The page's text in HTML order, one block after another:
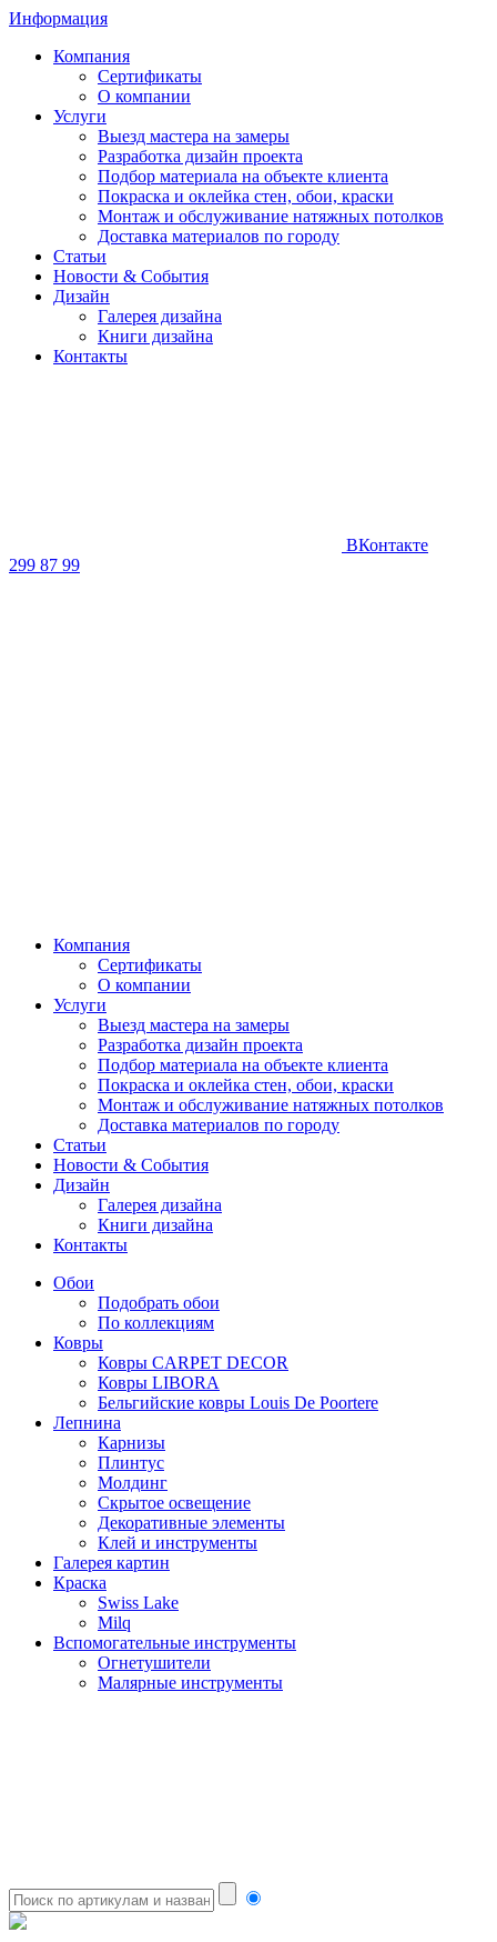
Информация
Компания
Сертификаты
О компании
Услуги
Выезд мастера на замеры
Разработка дизайн проекта
Подбор материала на объекте клиента
Покраска и оклейка стен, обои, краски
Монтаж и обслуживание натяжных потолков
Доставка материалов по городу
Статьи
Новости & События
Дизайн
Галерея дизайна
Книги дизайна
Контакты
ВКонтакте
299 87 99
Компания
Сертификаты
О компании
Услуги
Выезд мастера на замеры
Разработка дизайн проекта
Подбор материала на объекте клиента
Покраска и оклейка стен, обои, краски
Монтаж и обслуживание натяжных потолков
Доставка материалов по городу
Статьи
Новости & События
Дизайн
Галерея дизайна
Книги дизайна
Контакты
Обои
Подобрать обои
По коллекциям
Ковры
Ковры CARPET DECOR
Ковры LIBORA
Бельгийские ковры Louis De Poortere
Лепнина
Карнизы
Плинтус
Молдинг
Скрытое освещение
Декоративные элементы
Клей и инструменты
Галерея картин
Краска
Swiss Lake
Milq
Вспомогательные инструменты
Огнетушители
Малярные инструменты